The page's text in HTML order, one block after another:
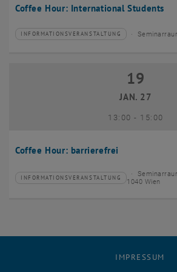
Coffee Hour: International Students
Veranstaltungstyp:
INFORMATIONSVERANSTALTUNG
Veranstaltungsort:
Coffee Hour: barrierefrei
19 Januar 2027
19
JAN. 27
13:00- bis
15:00
Veranstaltungstyp:
INFORMATIONSVERANSTALTUNG
Veranstaltungsort:
1040 Wien
IMPRESSUM